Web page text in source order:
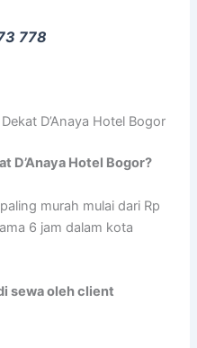
778
D’Anaya Hotel Bogor
D’Anaya Hotel Bogor?
murah mulai dari Rp
6 jam dalam kota
sewa oleh client